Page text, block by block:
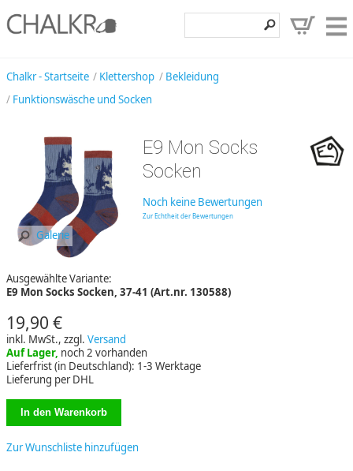
Entdecken
Angebote
Hilfe, Kontakt
Chalkr - Startseite Klettershop
Bekleidung
Funktionswäsche und Socken
Galerie
E9 Mon Socks
Socken
Noch keine Bewertungen
Zur Echtheit der Bewertungen
Ausgewählte Variante:
E9 Mon Socks Socken, 37-41 (Art.nr. 130588)
19,90 €
inkl. MwSt., zzgl. Versand
Auf Lager, noch 2 vorhanden
Lieferfrist (in Deutschland): 1-3 Werktage
Lieferung per DHL
Zur Wunschliste hinzufügen